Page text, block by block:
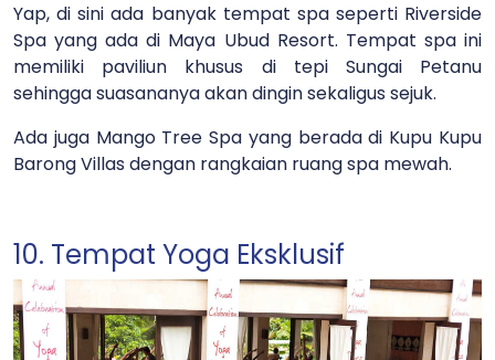
Yap, di sini ada banyak tempat spa seperti Riverside
Spa yang ada di Maya Ubud Resort. Tempat spa ini
memiliki paviliun khusus di tepi Sungai Petanu
sehingga suasananya akan dingin sekaligus sejuk.
Ada juga Mango Tree Spa yang berada di Kupu Kupu
Barong Villas dengan rangkaian ruang spa mewah.
10. Tempat Yoga Eksklusif